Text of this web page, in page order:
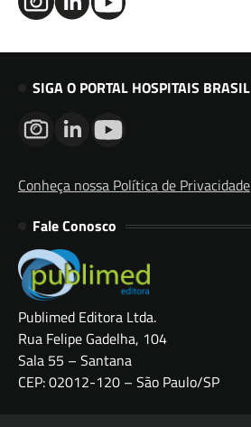
SIGA O PORTAL HOSPITAIS BRASIL
Conheça nossa Política de Privacidade
Fale Conosco
Publimed Editora Ltda.
Rua Felipe Gadelha, 104
Sala 55 – Santana
CEP: 02012-120 – São Paulo/SP